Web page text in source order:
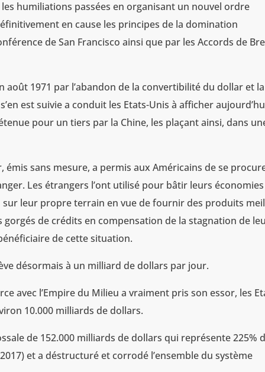
humiliations passées en organisant un nouvel ordre
en cause les principes de la domination
de San Francisco ainsi que par les Accords de
1971 par l’abandon de la convertibilité du dollar et la
est suivie a conduit les Etats-Unis à afficher
pour un tiers par la Chine, les plaçant ainsi, dans
sans mesure, a permis aux Américains de se
Les étrangers l’ont utilisé pour bâtir leurs
leur propre terrain en vue de fournir des produits
de crédits en compensation de la stagnation de
de cette situation.
désormais à un milliard de dollars par jour.
avec l’Empire du Milieu a vraiment pris son essor, les
10.000 milliards de dollars.
de 152.000 milliards de dollars qui représente 225%
et a déstructuré et corrodé l’ensemble du système